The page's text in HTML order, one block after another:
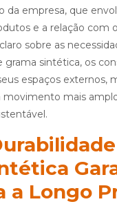
da empresa, que
e a relação com
sobre as
grama sintética, os
espaços externos,
mais
a Longo